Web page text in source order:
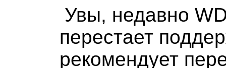
Увы, недавно
перестает
рекомендует